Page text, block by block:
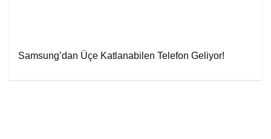
Samsung’dan Üçe Katlanabilen Telefon Geliyor!